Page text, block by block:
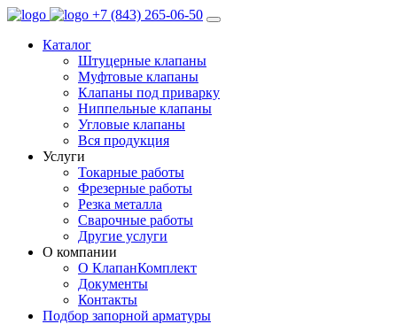
+7 (843) 265-06-50
Каталог
Штуцерные клапаны
Муфтовые клапаны
Клапаны под приварку
Ниппельные клапаны
Угловые клапаны
Вся продукция
Услуги
Токарные работы
Фрезерные работы
Резка металла
Сварочные работы
Другие услуги
О компании
О КлапанКомплект
Документы
Контакты
Подбор запорной арматуры